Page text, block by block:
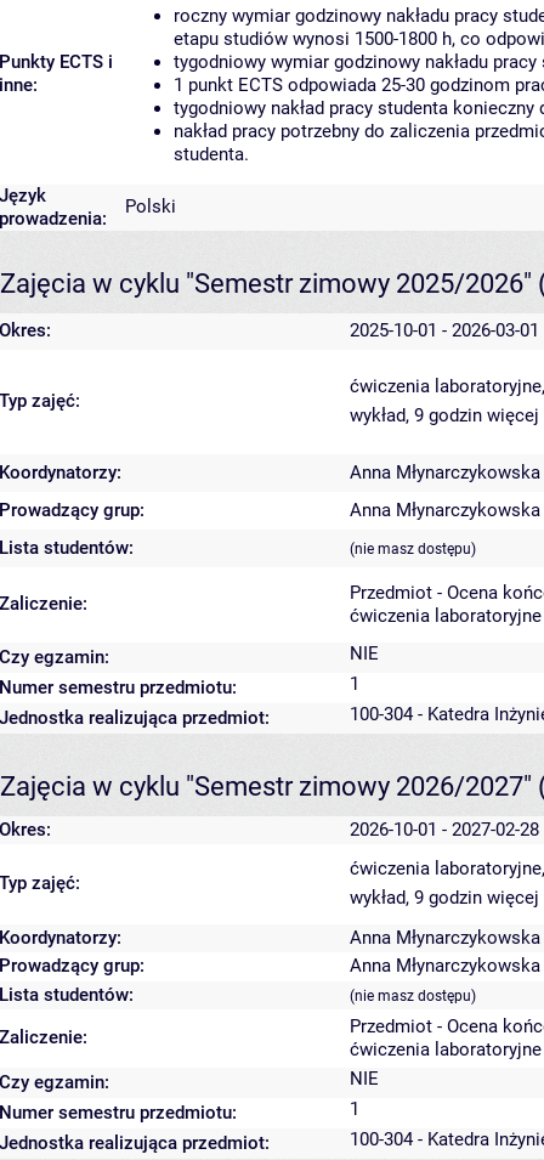
Punkty ECTS i
inne:
roczny wymiar godzinowy nakładu pracy
etapu studiów wynosi 1500-1800 h, co
tygodniowy wymiar godzinowy nakładu
1 punkt ECTS odpowiada 25-30 godzinom
tygodniowy nakład pracy studenta
nakład pracy potrzebny do zaliczenia
studenta.
Język
prowadzenia:
Polski
Zajęcia w cyklu "Semestr zimowy 2025/2026"
Okres: 2025-10-01 - 2026-03-01
Typ zajęć:
ćwiczenia
wykład, 9 godzin
Koordynatorzy:
Anna Młynarczykowska
Prowadzący grup:
Anna Młynarczykowska
Lista studentów:
(nie masz dostępu)
Zaliczenie:
Przedmiot - Ocena
ćwiczenia
Czy egzamin:
NIE
Numer semestru przedmiotu:
1
Jednostka realizująca przedmiot:
100-304 - Katedra
Zajęcia w cyklu "Semestr zimowy 2026/2027"
Okres: 2026-10-01 - 2027-02-28
Typ zajęć:
ćwiczenia
wykład, 9 godzin
Koordynatorzy:
Anna Młynarczykowska
Prowadzący grup:
Anna Młynarczykowska
Lista studentów:
(nie masz dostępu)
Zaliczenie:
Przedmiot - Ocena
ćwiczenia
Czy egzamin:
NIE
Numer semestru przedmiotu:
1
Jednostka realizująca przedmiot:
100-304 - Katedra